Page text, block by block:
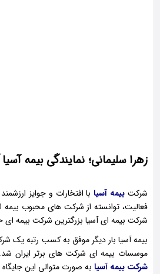
زهرا سلیمانی؛ نمایندگی بیمه آسیا کد
شرکت بیمه آسیابا افتخارات و جوایز
فعالیت، توانسته از شرکت های محبوب بیمه
شرکت بیمه ای آسیا بزرگترین شرکت بیمه
بیمه آسیا بار دیگر موفق به کسب رتبه
موسسات بیمه ای شرکت های برتر ایران
شرکت بیمه آسیا به صورت متوالی این